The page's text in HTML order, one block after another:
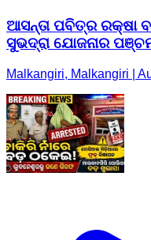
ଆସନ୍ତା ପବିତ୍ର ରକ୍ଷା
ସୁଭଦ୍ରା ଯୋଜନାର
Malkangiri, Malkangiri |